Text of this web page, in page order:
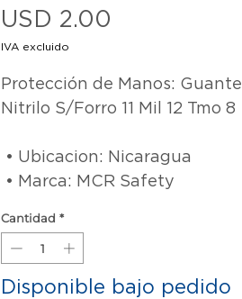
USD 2.00
IVA excluido
Protección de Manos: Guante
Nitrilo S/Forro 11 Mil 12 Tmo 8
• Marca: MCR Safety
Cantidad *
Disponible bajo pedido